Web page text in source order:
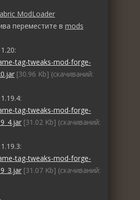
ModLoader
переместите в mods
tag-tweaks-mod-forge-
[30.96 Kb] (cкачиваний:
tag-tweaks-mod-forge-
[31.02 Kb] (cкачиваний:
tag-tweaks-mod-forge-
[31.07 Kb] (cкачиваний: